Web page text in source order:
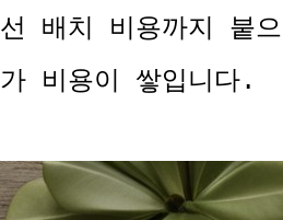
선 배치 비용까지 붙
가 비용이 쌓입니다.